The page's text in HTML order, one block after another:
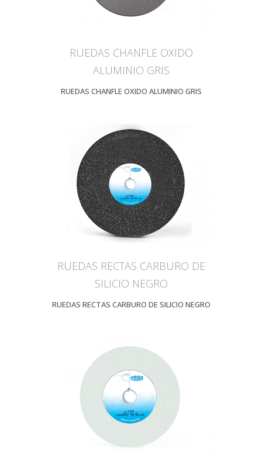
RUEDAS CHANFLE OXIDO
ALUMINIO GRIS
RUEDAS CHANFLE OXIDO ALUMINIO GRIS
RUEDAS RECTAS CARBURO DE
SILICIO NEGRO
RUEDAS RECTAS CARBURO DE SILICIO NEGRO